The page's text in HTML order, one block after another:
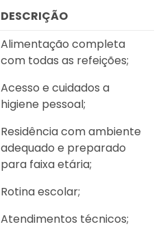
DESCRIÇÃO
Alimentação completa
com todas as refeições;
Acesso e cuidados a
higiene pessoal;
Residência com ambiente
adequado e preparado
para faixa etária;
Rotina escolar;
Atendimentos técnicos;